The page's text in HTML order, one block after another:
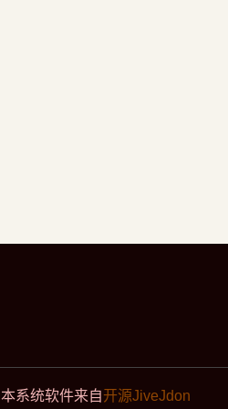
本系统软件来自开源JiveJdon